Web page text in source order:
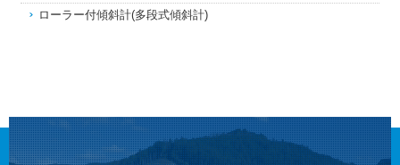
ローラー付傾斜計(多段式傾斜計)